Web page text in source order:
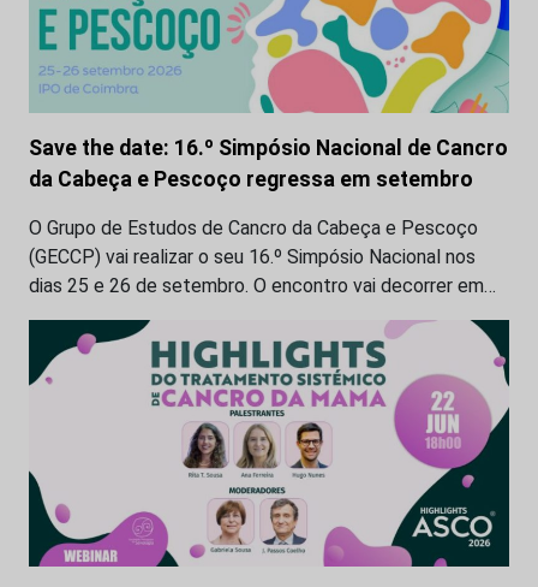
Save the date: 16.º Simpósio Nacional de Cancro
da Cabeça e Pescoço regressa em setembro
O Grupo de Estudos de Cancro da Cabeça e Pescoço
(GECCP) vai realizar o seu 16.º Simpósio Nacional nos
dias 25 e 26 de setembro. O encontro vai decorrer em…